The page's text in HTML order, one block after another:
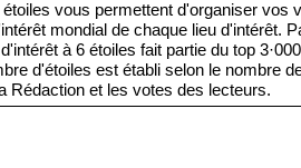
étoiles vous permettent d'organiser vos
mondial de chaque lieu d'intérêt.
d'intérêt à 6 étoiles fait partie du top
d'étoiles est établi selon le nombre
Rédaction et les votes des lecteurs.